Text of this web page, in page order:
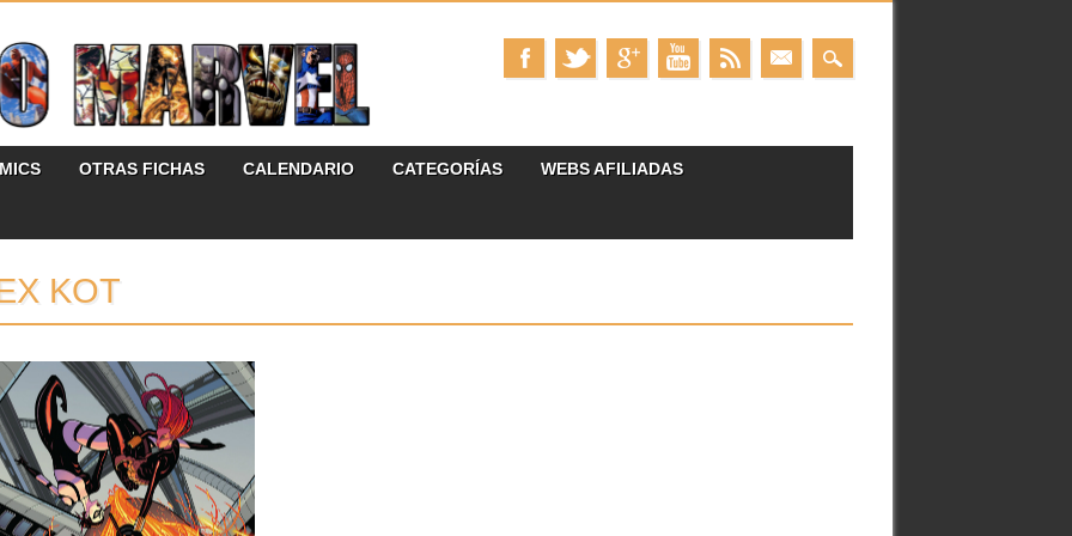
OTRAS FICHAS CALENDARIO CATEGORÍAS WEBS AFILIADAS
KOT
SECRET
#6
Secret Avengers #6Historia de Alex
de Michael
de Mathew Wilson.Portada
Tradd Moore.Precio de...